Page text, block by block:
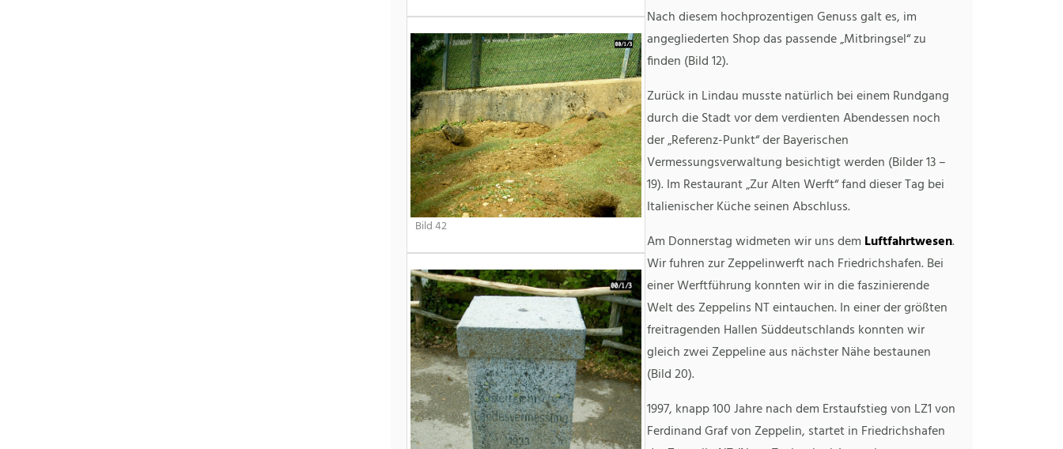
Bild 42
Nach diesem hochprozentigen Genuss galt es, im
angegliederten Shop das passende „Mitbringsel“ zu
finden (Bild 12).
Zurück in Lindau musste natürlich bei einem Rundgang
durch die Stadt vor dem verdienten Abendessen noch
der „Referenz-Punkt“ der Bayerischen
Vermessungsverwaltung besichtigt werden (Bilder 13 –
19). Im Restaurant „Zur Alten Werft“ fand dieser Tag bei
Italienischer Küche seinen Abschluss.
Am Donnerstag widmeten wir uns dem Luftfahrtwesen.
Wir fuhren zur Zeppelinwerft nach Friedrichshafen. Bei
einer Werftführung konnten wir in die faszinierende
Welt des Zeppelins NT eintauchen. In einer der größten
freitragenden Hallen Süddeutschlands konnten wir
gleich zwei Zeppeline aus nächster Nähe bestaunen
(Bild 20).
1997, knapp 100 Jahre nach dem Erstaufstieg von LZ1 von
Ferdinand Graf von Zeppelin, startet in Friedrichshafen